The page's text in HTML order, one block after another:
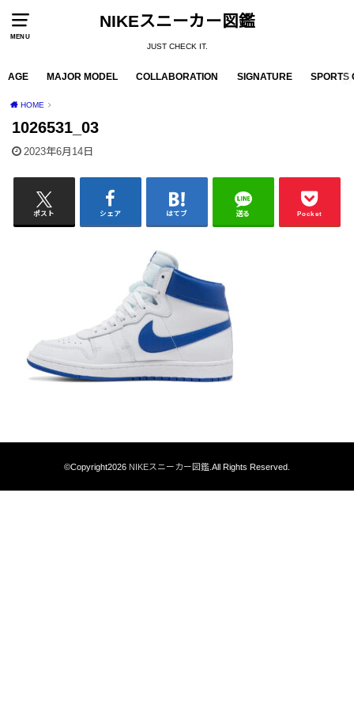
MENU
NIKEスニーカー図鑑
JUST CHECK IT.
AGE MAJOR MODEL COLLABORATION SIGNATURE SPORTS
HOME
1026531_03
2023年6月14日
ポスト シェア はてブ 送る Pocket
©Copyright2026 NIKEスニーカー図鑑.All Rights Reserved.